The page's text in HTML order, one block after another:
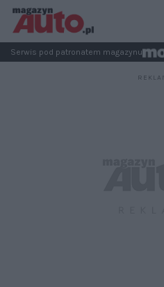
Serwis pod patronatem magazynu